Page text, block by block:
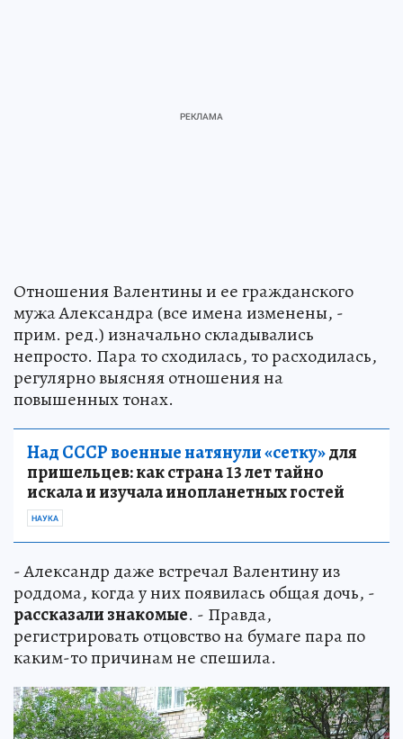
Отношения Валентины и ее гражданского
мужа Александра (все имена изменены, -
прим. ред.) изначально складывались
непросто. Пара то сходилась, то расходилась,
регулярно выясняя отношения на
повышенных тонах.
Над СССР военные натянули «сетку»для
пришельцев: как страна 13 лет тайно
искала и изучала инопланетных гостей
НАУКА
- Александр даже встречал Валентину из
роддома, когда у них появилась общая дочь, -
рассказали знакомые. - Правда,
регистрировать отцовство на бумаге пара по
каким-то причинам не спешила.